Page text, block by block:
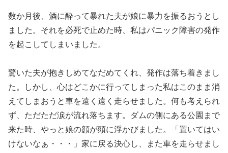
数か月後、酒に酔って暴れた夫が娘に暴力を振るおうとし
ました。それを必死で止めた時、私はパニック障害の発作
を起こしてしまいました。
驚いた夫が抱きしめてなだめてくれ、発作は落ち着きまし
た。しかし、心はどこかに行ってしまった私はこのまま消
えてしまおうと車を遠く遠く走らせました。何も考えられ
ず、ただただ涙が流れ落ちます。ダムの側にある公園まで
来た時、やっと娘の顔が頭に浮かびました。「置いてはい
けないなぁ・・・」家に戻る決心し、また車を走らせまし